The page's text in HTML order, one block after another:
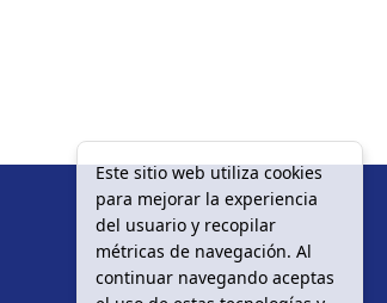
Este sitio web utiliza cookies
para mejorar la experiencia
del usuario y recopilar
métricas de navegación. Al
continuar navegando aceptas